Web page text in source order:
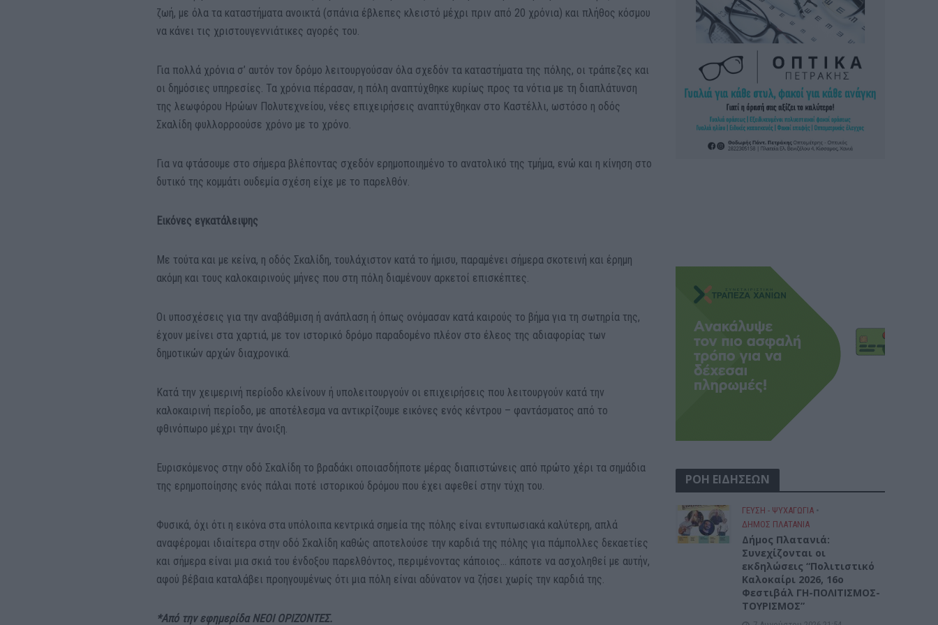
ζωή, με όλα τα καταστήματα ανοικτά (σπάνια έβλεπες κλειστό μέχρι πριν από 20 χρόνια) και πλήθος κόσμου
να κάνει τις χριστουγεννιάτικες αγορές του.
Για πολλά χρόνια σ’ αυτόν τον δρόμο λειτουργούσαν όλα σχεδόν τα καταστήματα της πόλης, οι τράπεζες και
οι δημόσιες υπηρεσίες. Τα χρόνια πέρασαν, η πόλη αναπτύχθηκε κυρίως προς τα νότια με τη διαπλάτυνση
της λεωφόρου Ηρώων Πολυτεχνείου, νέες επιχειρήσεις αναπτύχθηκαν στο Καστέλλι, ωστόσο η οδός
Σκαλίδη φυλλορροούσε χρόνο με το χρόνο.
Για να φτάσουμε στο σήμερα βλέποντας σχεδόν ερημοποιημένο το ανατολικό της τμήμα, ενώ και η κίνηση στο
δυτικό της κομμάτι ουδεμία σχέση είχε με το παρελθόν.
Εικόνες εγκατάλειψης
Με τούτα και με κείνα, η οδός Σκαλίδη, τουλάχιστον κατά το ήμισυ, παραμένει σήμερα σκοτεινή και έρημη
ακόμη και τους καλοκαιρινούς μήνες που στη πόλη διαμένουν αρκετοί επισκέπτες.
Οι υποσχέσεις για την αναβάθμιση ή ανάπλαση ή όπως ονόμασαν κατά καιρούς το βήμα για τη σωτηρία της,
έχουν μείνει στα χαρτιά, με τον ιστορικό δρόμο παραδομένο πλέον στο έλεος της αδιαφορίας των
δημοτικών αρχών διαχρονικά.
Κατά την χειμερινή περίοδο κλείνουν ή υπολειτουργούν οι επιχειρήσεις που λειτουργούν κατά την
καλοκαιρινή περίοδο, με αποτέλεσμα να αντικρίζουμε εικόνες ενός κέντρου – φαντάσματος από το
φθινόπωρο μέχρι την άνοιξη.
Ευρισκόμενος στην οδό Σκαλίδη το βραδάκι οποιασδήποτε μέρας διαπιστώνεις από πρώτο χέρι τα σημάδια
της ερημοποίησης ενός πάλαι ποτέ ιστορικού δρόμου που έχει αφεθεί στην τύχη του.
Φυσικά, όχι ότι η εικόνα στα υπόλοιπα κεντρικά σημεία της πόλης είναι εντυπωσιακά καλύτερη, απλά
αναφέρομαι ιδιαίτερα στην οδό Σκαλίδη καθώς αποτελούσε την καρδιά της πόλης για πάμπολλες δεκαετίες
και σήμερα είναι μια σκιά του ένδοξου παρελθόντος, περιμένοντας κάποιος… κάποτε να ασχοληθεί με αυτήν,
αφού βέβαια καταλάβει προηγουμένως ότι μια πόλη είναι αδύνατον να ζήσει χωρίς την καρδιά της.
*Από την εφημερίδα ΝΕΟΙ ΟΡΙΖΟΝΤΕΣ.
ΡΟΗ ΕΙΔΗΣΕΩΝ
ΓΕΎΣΗ - ΨΥΧΑΓΩΓΊΑ •
ΔΉΜΟΣ ΠΛΑΤΑΝΙΆ
Δήμος Πλατανιά:
Συνεχίζονται οι
εκδηλώσεις “Πολιτιστικό
Καλοκαίρι 2026, 16ο
Φεστιβάλ ΓΗ-ΠΟΛΙΤΙΣΜΟΣ-
ΤΟΥΡΙΣΜΟΣ”